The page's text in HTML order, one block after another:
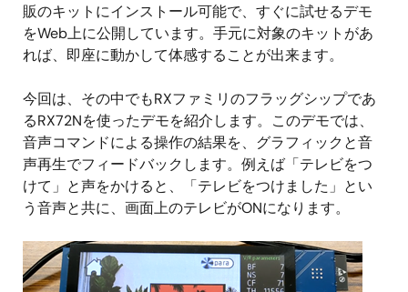
販のキットにインストール可能で、すぐに試せるデモ
をWeb上に公開しています。手元に対象のキットがあ
れば、即座に動かして体感することが出来ます。
今回は、その中でもRXファミリのフラッグシップであ
るRX72Nを使ったデモを紹介します。このデモでは、
音声コマンドによる操作の結果を、グラフィックと音
声再生でフィードバックします。例えば「テレビをつ
けて」と声をかけると、「テレビをつけました」とい
う音声と共に、画面上のテレビがONになります。
画
像